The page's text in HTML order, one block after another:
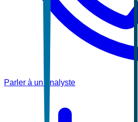
Parler à un analyste